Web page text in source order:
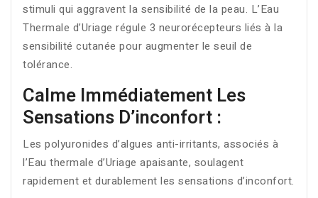
stimuli qui aggravent la sensibilité de la peau. L’Eau
Thermale d’Uriage régule 3 neurorécepteurs liés à la
sensibilité cutanée pour augmenter le seuil de
tolérance.
Calme Immédiatement Les
Sensations D’inconfort :
Les polyuronides d’algues anti-irritants, associés à
l’Eau thermale d’Uriage apaisante, soulagent
rapidement et durablement les sensations d’inconfort.